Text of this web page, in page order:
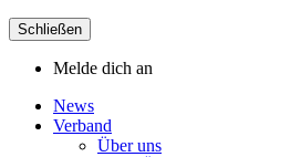
Schließen
Melde dich an
News
Verband
Über uns